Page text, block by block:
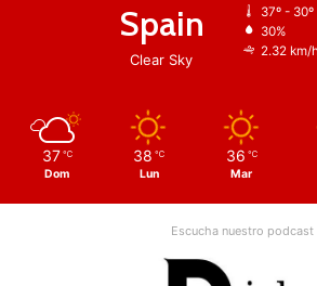
Spain
Clear Sky
37º - 30º
30%
2.32 km/h
37 ℃
Dom
38 ℃
Lun
36 ℃
Mar
Escucha nuestro podcast